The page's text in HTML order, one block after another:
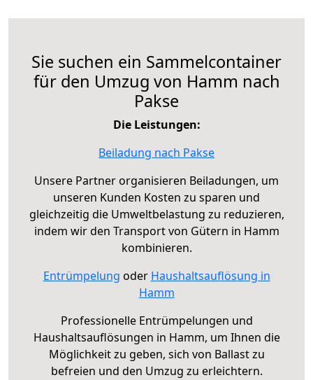
Sie suchen ein Sammelcontainer
für den Umzug von Hamm nach
Pakse
Die Leistungen:
Beiladung nach Pakse
Unsere Partner organisieren Beiladungen, um
unseren Kunden Kosten zu sparen und
gleichzeitig die Umweltbelastung zu reduzieren,
indem wir den Transport von Gütern in Hamm
kombinieren.
Entrümpelung oder Haushaltsauflösung in
Hamm
Professionelle Entrümpelungen und
Haushaltsauflösungen in Hamm, um Ihnen die
Möglichkeit zu geben, sich von Ballast zu
befreien und den Umzug zu erleichtern.